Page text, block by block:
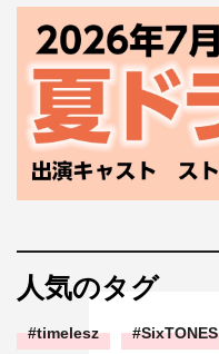
人気のタグ
timelesz SixTONES